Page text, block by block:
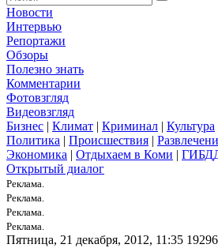
Новости
Интервью
Репортажи
Обзоры
Полезно знать
Комментарии
Фотовзгляд
Видеовзгляд
Бизнес | Климат | Криминал | Культура
Политика | Происшествия |
Экономика | Отдыхаем в Коми |
Открытый диалог
Реклама.
Реклама.
Реклама.
Реклама.
Пятница, 21 декабря, 2012, 11:35 19296